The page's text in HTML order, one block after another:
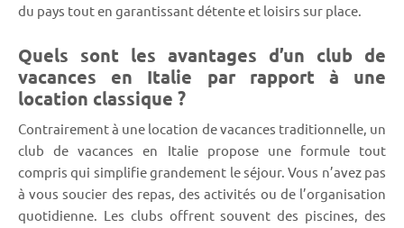
du pays tout en garantissant détente et loisirs sur place.
Quels sont les avantages d’un club de
vacances en Italie par rapport à une
location classique ?
Contrairement à une location de vacances traditionnelle, un
club de vacances en Italie propose une formule tout
compris qui simplifie grandement le séjour. Vous n’avez pas
à vous soucier des repas, des activités ou de l’organisation
quotidienne. Les clubs offrent souvent des piscines, des